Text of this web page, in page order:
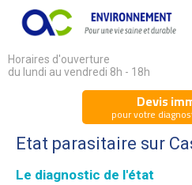
Horaires d'ouverture
du lundi au vendredi 8h - 18h
Devis
pour votre
Etat parasitaire sur
Le diagnostic de l'état